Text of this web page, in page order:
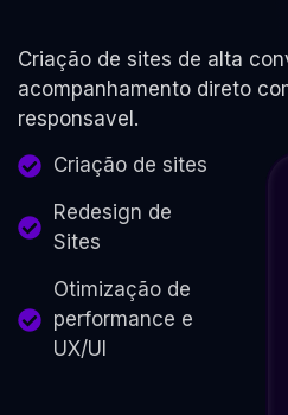
Criação de sites de alta
acompanhamento direto
responsavel.
Criação de sites
Redesign de
Sites
Otimização de
performance e
UX/UI